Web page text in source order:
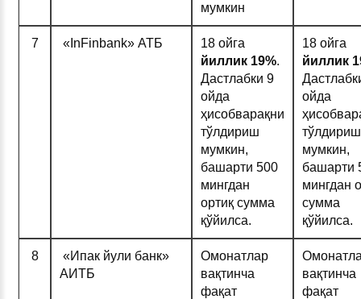
мумкин
7 «InFinbank» АТБ
18 ойга
йиллик 19%.
Дастлабки 9
ойда
ҳисобварақни
тўлдириш
мумкин,
башарти 500
мингдан
ортиқ сумма
қўйилса.
18 ойга
йиллик
ойда
тўлдириш
мумкин,
башарти
мингдан
сумма
қўйилса.
8
«Ипак йули банк»
АИТБ
Омонатлар
вақтинча
фақат
вақтинча
фақат